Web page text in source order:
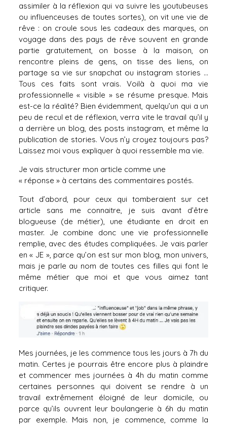
assimiler à la réflexion qui va suivre les youtubeuses
ou influenceuses de toutes sortes), on vit une vie de
rêve : on croule sous les cadeaux des marques, on
voyage dans des pays de rêve souvent en grande
partie gratuitement, on bosse à la maison, on
rencontre pleins de gens, on tisse des liens, on
partage sa vie sur snapchat ou instagram stories …
Tous ces faits sont vrais. Voilà à quoi ma vie
professionnelle « visible » se résume presque. Mais
est-ce la réalité? Bien évidemment, quelqu’un qui a un
peu de recul et de réflexion, verra vite le travail qu’il y
a derrière un blog, des posts instagram, et même la
publication de stories. Vous n’y croyez toujours pas?
Laissez moi vous expliquer à quoi ressemble ma vie.
Je vais structurer mon article comme une
« réponse » à certains des commentaires postés.
Tout d’abord, pour ceux qui tomberaient sur cet
article sans me connaitre, je suis avant d’être
blogueuse (de métier), une étudiante en droit en
master. Je combine donc une vie professionnelle
remplie, avec des études compliquées. Je vais parler
en « JE », parce qu’on est sur mon blog, mon univers,
mais je parle au nom de toutes ces filles qui font le
même métier que moi et que vous aimez tant
critiquer.
Mes journées, je les commence tous les jours à 7h du
matin. Certes je pourrais être encore plus à plaindre
et commencer mes journées à 4h du matin comme
certaines personnes qui doivent se rendre à un
travail extrêmement éloigné de leur domicile, ou
parce qu’ils ouvrent leur boulangerie à 6h du matin
par exemple. Mais non, je commence, comme la